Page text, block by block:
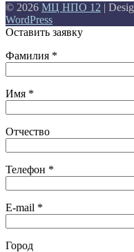
© 2026 МЦ НПО 12 |
WordPress
Оставить заявку
Фамилия *
Имя *
Отчество
Телефон *
E-mail *
Город